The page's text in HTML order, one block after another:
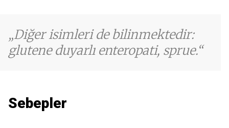
Kızarmış cilt
Kabızlık
Sarımsı cilt
Diğer isimleri de bilinmektedir:
glutene duyarlı enteropati, sprue.
Sebepler